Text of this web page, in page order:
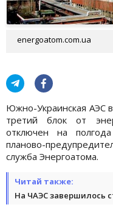
energoatom.com.uа
Южно-Украинская АЭС
третий блок от
отключен на
планово-
служба Энергоатома.
Читай также:
На ЧАЭС завершилось